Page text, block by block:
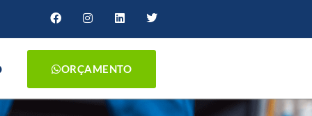
ORÇAMENTO